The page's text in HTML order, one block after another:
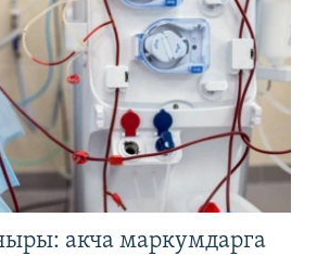
акча маркумдарга